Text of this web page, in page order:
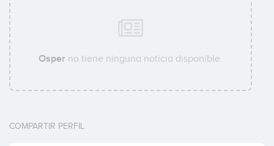
Osper no tiene ninguna noticia disponible.
COMPARTIR PERFIL